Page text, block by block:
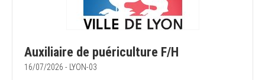
Auxiliaire de puériculture F/H
16/07/2026 - LYON-03